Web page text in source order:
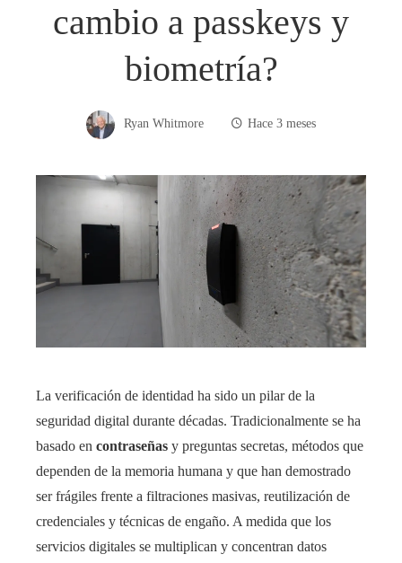
cambio a passkeys y
biometría?
Ryan Whitmore Hace 3 meses
La verificación de identidad ha sido un pilar de la
seguridad digital durante décadas. Tradicionalmente se ha
basado en contraseñas y preguntas secretas, métodos que
dependen de la memoria humana y que han demostrado
ser frágiles frente a filtraciones masivas, reutilización de
credenciales y técnicas de engaño. A medida que los
servicios digitales se multiplican y concentran datos